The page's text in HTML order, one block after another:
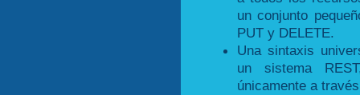
un conjunto
PUT y DELETE.
Una sintaxis
un sistema
únicamente a